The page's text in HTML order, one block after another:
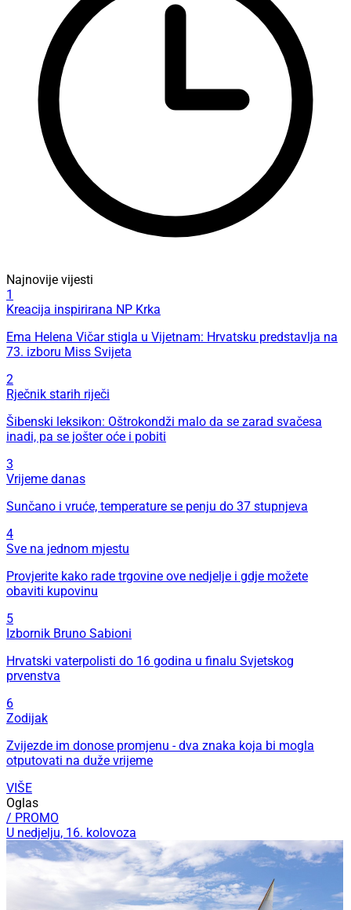
Najnovije vijesti
1
Kreacija inspirirana NP Krka
Ema Helena Vičar stigla u Vijetnam: Hrvatsku predstavlja na
73. izboru Miss Svijeta
2
Rječnik starih riječi
Šibenski leksikon: Oštrokondži malo da se zarad svačesa
inadi, pa se jošter oće i pobiti
3
Vrijeme danas
Sunčano i vruće, temperature se penju do 37 stupnjeva
4
Sve na jednom mjestu
Provjerite kako rade trgovine ove nedjelje i gdje možete
obaviti kupovinu
5
Izbornik Bruno Sabioni
Hrvatski vaterpolisti do 16 godina u finalu Svjetskog
prvenstva
6
Zodijak
Zvijezde im donose promjenu - dva znaka koja bi mogla
otputovati na duže vrijeme
VIŠE
Oglas
/ PROMO
U nedjelju, 16. kolovoza